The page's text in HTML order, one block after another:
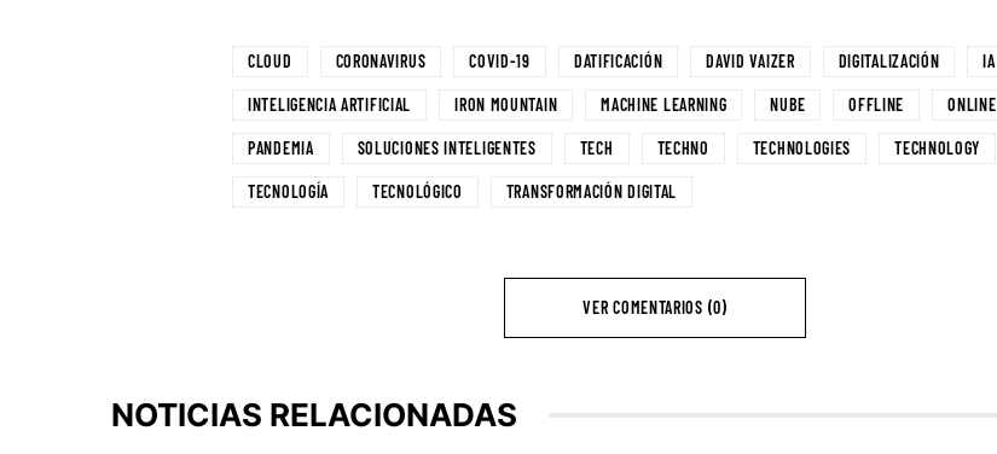
CLOUD CORONAVIRUS COVID-19 DATIFICACIÓN DAVID VAIZER DIGITALIZACIÓN IA
INTELIGENCIA ARTIFICIAL IRON MOUNTAIN MACHINE LEARNING NUBE OFFLINE ONLINE
PANDEMIA SOLUCIONES INTELIGENTES TECH TECHNO TECHNOLOGIES TECHNOLOGY
TECNOLOGÍA TECNOLÓGICO TRANSFORMACIÓN DIGITAL
VER COMENTARIOS (0)
NOTICIAS RELACIONADAS